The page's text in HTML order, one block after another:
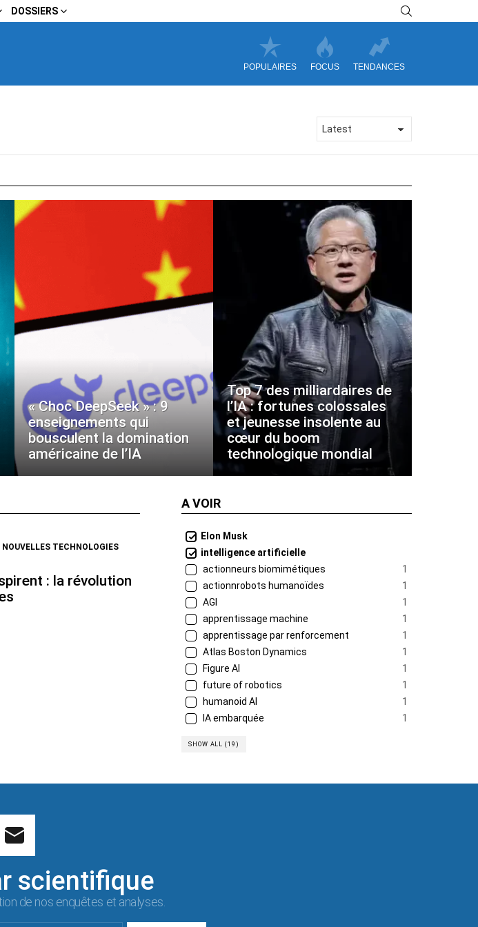
DOSSIERS
POPULAIRES FOCUS TENDANCES
« Choc DeepSeek » : 9
enseignements qui
bousculent la domination
américaine de l’IA
Top 7 des milliardaires de
l’IA : fortunes colossales
et jeunesse insolente au
cœur du boom
technologique mondial
NOUVELLES TECHNOLOGIES
: la révolution
A VOIR
Elon Musk
intelligence artificielle
actionneurs biomimétiques
1
actionnrobots humanoïdes
1
AGI
1
apprentissage machine
1
apprentissage par renforcement
1
Atlas Boston Dynamics
1
Figure AI
1
future of robotics
1
humanoid AI
1
IA embarquée
1
SHOW ALL (19)
scientifique
de nos enquêtes et analyses.